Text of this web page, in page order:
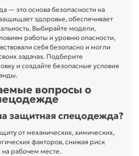
— это основа безопасности на
здоровье, обеспечивает
Выбирайте модели,
работы и уровню опасности,
себя безопасно и могли
задачах. Подберите
и создайте безопасные условия
вопросы о
защитная спецодежда?
от механических, химических,
факторов, снижая риск
на рабочем месте.